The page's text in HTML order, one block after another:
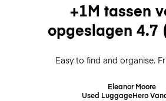
+1M tassen
opgeslagen 4.7
Easy to find and organise.
Eleanor Moore
Used LuggageHero